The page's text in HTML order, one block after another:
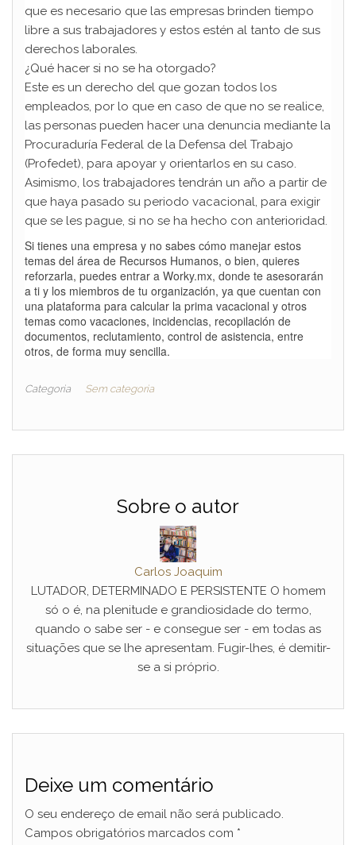
que es necesario que las empresas brinden tiempo
libre a sus trabajadores y estos estén al tanto de sus
derechos laborales.
¿Qué hacer si no se ha otorgado?
Este es un derecho del que gozan todos los
empleados, por lo que en caso de que no se realice,
las personas pueden hacer una denuncia mediante la
Procuraduría Federal de la Defensa del Trabajo
(Profedet), para apoyar y orientarlos en su caso.
Asimismo, los trabajadores tendrán un año a partir de
que haya pasado su periodo vacacional, para exigir
que se les pague, si no se ha hecho con anterioridad.
Si tienes una empresa y no sabes cómo manejar estos
temas del área de Recursos Humanos, o bien, quieres
reforzarla, puedes entrar a Worky.mx, donde te asesorarán
a ti y los miembros de tu organización, ya que cuentan con
una plataforma para calcular la prima vacacional y otros
temas como vacaciones, incidencias, recopilación de
documentos, reclutamiento, control de asistencia, entre
otros, de forma muy sencilla.
Categoria Sem categoria
Sobre o autor
Carlos Joaquim
LUTADOR, DETERMINADO E PERSISTENTE O homem
só o é, na plenitude e grandiosidade do termo,
quando o sabe ser - e consegue ser - em todas as
situações que se lhe apresentam. Fugir-lhes, é demitir-
se a si próprio.
Deixe um comentário
O seu endereço de email não será publicado.
Campos obrigatórios marcados com *